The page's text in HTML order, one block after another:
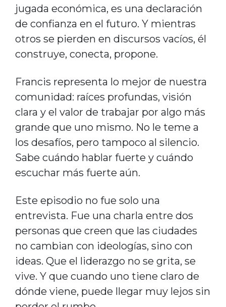
jugada económica, es una declaración
de confianza en el futuro. Y mientras
otros se pierden en discursos vacíos, él
construye, conecta, propone.
Francis representa lo mejor de nuestra
comunidad: raíces profundas, visión
clara y el valor de trabajar por algo más
grande que uno mismo. No le teme a
los desafíos, pero tampoco al silencio.
Sabe cuándo hablar fuerte y cuándo
escuchar más fuerte aún.
Este episodio no fue solo una
entrevista. Fue una charla entre dos
personas que creen que las ciudades
no cambian con ideologías, sino con
ideas. Que el liderazgo no se grita, se
vive. Y que cuando uno tiene claro de
dónde viene, puede llegar muy lejos sin